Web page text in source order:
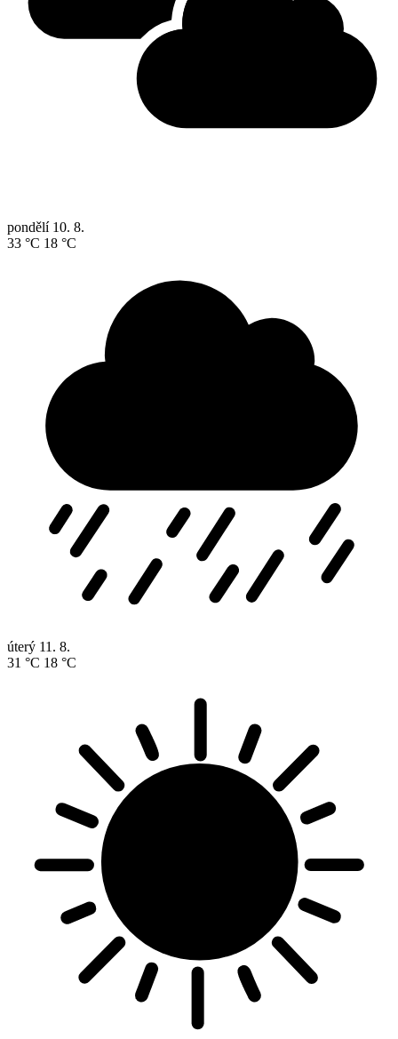
pondělí 10. 8.
33 °C 18 °C
úterý 11. 8.
31 °C 18 °C